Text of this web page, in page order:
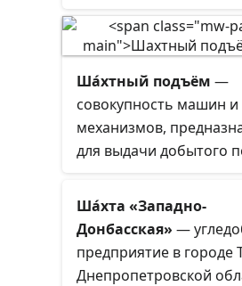
Ша́хтный подъём —
совокупность машин и
механизмов,
для выдачи добытого
дневную поверхность
также подъёма (спуска)
грузов по
наклонным шахтным
Ша́хта «Западно-
Донбасская» —
предприятие в городе
Днепропетровской